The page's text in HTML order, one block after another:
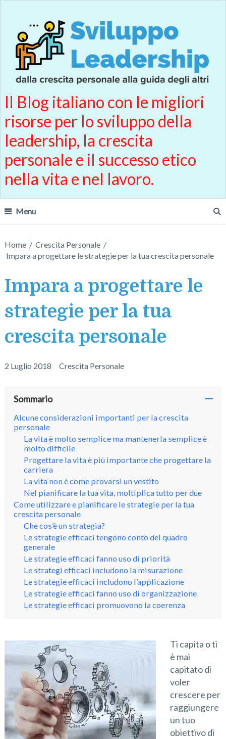
Il Blog italiano con le migliori
risorse per lo sviluppo della
leadership, la crescita
personale e il successo etico
nella vita e nel lavoro.
Menu
Home / Crescita Personale /
Impara a progettare le strategie per la tua crescita personale
Impara a progettare le
strategie per la tua
crescita personale
2 Luglio 2018 Crescita Personale
Sommario
Alcune considerazioni importanti per la crescita
personale
La vita è molto semplice ma mantenerla semplice è
molto difficile
Progettare la vita è più importante che progettare la
carriera
La vita non è come provarsi un vestito
Nel pianificare la tua vita, moltiplica tutto per due
Come utilizzare e pianificare le strategie per la tua
crescita personale
Che cos’è un strategia?
Le strategie efficaci tengono conto del quadro
generale
Le strategie efficaci fanno uso di priorità
Le strategi efficaci includono la misurazione
Le strategie efficaci includono l’applicazione
Le strategie efficaci fanno uso di organizzazione
Le strategie efficaci promuovono la coerenza
Ti capita o ti
è mai
capitato di
voler
crescere per
raggiungere
un tuo
obiettivo di